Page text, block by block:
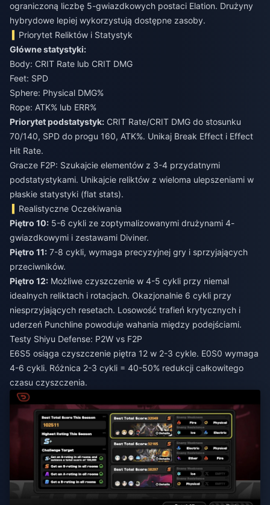
ograniczoną liczbę 5-gwiazdkowych postaci Elation. Drużyny
hybrydowe lepiej wykorzystują dostępne zasoby.
Priorytet Reliktów i Statystyk
Główne statystyki:
Body: CRIT Rate lub CRIT DMG
Feet: SPD
Sphere: Physical DMG%
Rope: ATK% lub ERR%
Priorytet podstatystyk: CRIT Rate/CRIT DMG do stosunku
70/140, SPD do progu 160, ATK%. Unikaj Break Effect i Effect
Hit Rate.
Gracze F2P: Szukajcie elementów z 3-4 przydatnymi
podstatystykami. Unikajcie reliktów z wieloma ulepszeniami w
płaskie statystyki (flat stats).
Realistyczne Oczekiwania
Piętro 10: 5-6 cykli ze zoptymalizowanymi drużynami 4-
gwiazdkowymi i zestawami Diviner.
Piętro 11: 7-8 cykli, wymaga precyzyjnej gry i sprzyjających
przeciwników.
Piętro 12: Możliwe czyszczenie w 4-5 cykli przy niemal
idealnych reliktach i rotacjach. Okazjonalnie 6 cykli przy
niesprzyjających resetach. Losowość trafień krytycznych i
uderzeń Punchline powoduje wahania między podejściami.
Testy Shiyu Defense: P2W vs F2P
E6S5 osiąga czyszczenie piętra 12 w 2-3 cykle. E0S0 wymaga
4-6 cykli. Różnica 2-3 cykli = 40-50% redukcji całkowitego
czasu czyszczenia.